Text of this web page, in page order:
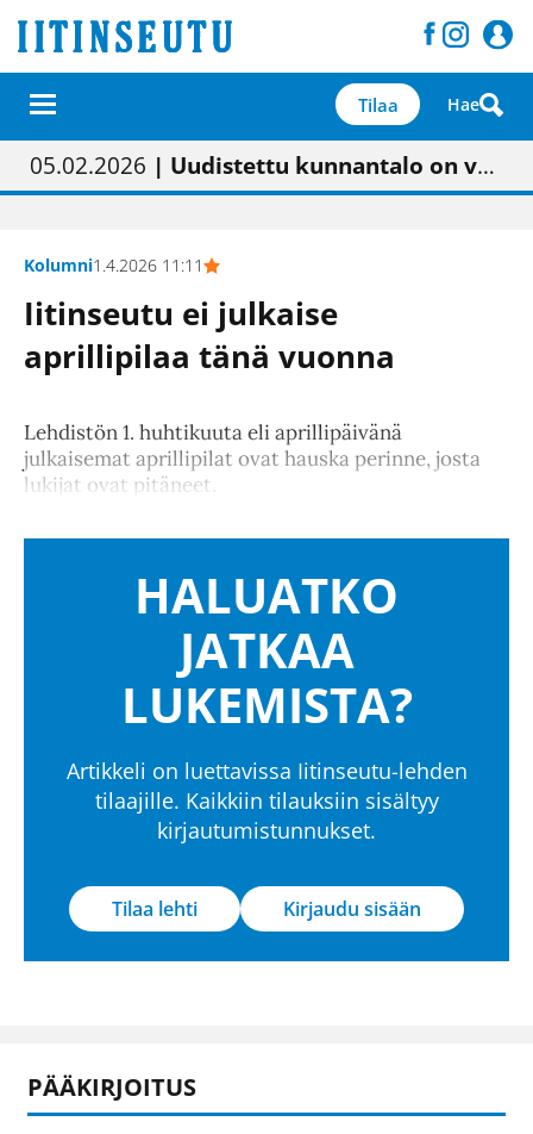
Tilaa Hae
01.02.2026 | Painon vaihtumisen pitäisi näkyä hieman parempana painojäljen laatuna lehdessä
05.02.2026 | Uudistettu kunnantalo on valoisa
23.04.2026 | “Olemme käynnistämässä uudelleen keskustavisiotyön”
09.05.2026| "Maalla on totuttu elämään omavaraisemmin kuin kaupungissa"
Kolumni1.4.2026 11:11
Iitinseutu ei julkaise
aprillipilaa tänä vuonna
Lehdistön 1. huhtikuuta eli aprillipäivänä
julkaisemat aprillipilat ovat hauska perinne, josta
lukijat ovat pitäneet.
HALUATKO
JATKAA
LUKEMISTA?
Artikkeli on luettavissa Iitinseutu-lehden
tilaajille. Kaikkiin tilauksiin sisältyy
kirjautumistunnukset.
Tilaa lehti Kirjaudu sisään
PÄÄKIRJOITUS